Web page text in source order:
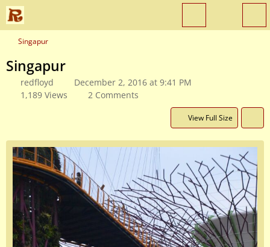
Singapur
Singapur
redfloyd
December 2, 2016 at 9:41 PM
1,189 Views
2 Comments
View Full Size